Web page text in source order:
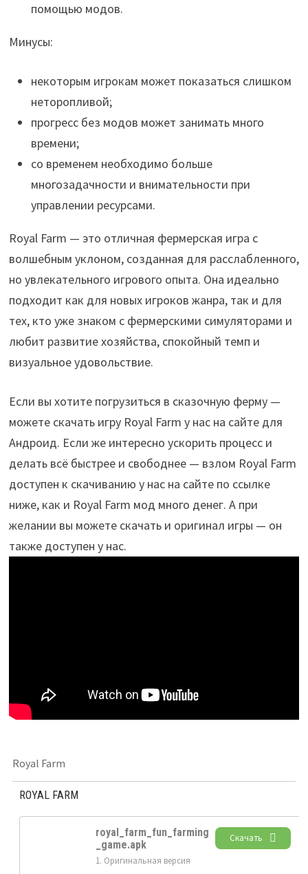
помощью модов.
Минусы:
некоторым игрокам может показаться слишком
неторопливой;
прогресс без модов может занимать много
времени;
со временем необходимо больше
многозадачности и внимательности при
управлении ресурсами.
Royal Farm — это отличная фермерская игра с
волшебным уклоном, созданная для расслабленного,
но увлекательного игрового опыта. Она идеально
подходит как для новых игроков жанра, так и для
тех, кто уже знаком с фермерскими симуляторами и
любит развитие хозяйства, спокойный темп и
визуальное удовольствие.
Если вы хотите погрузиться в сказочную ферму —
можете скачать игру Royal Farm у нас на сайте для
Андроид. Если же интересно ускорить процесс и
делать всё быстрее и свободнее — взлом Royal Farm
доступен к скачиванию у нас на сайте по ссылке
ниже, как и Royal Farm мод много денег. А при
желании вы можете скачать и оригинал игры — он
также доступен у нас.
Royal Farm
ROYAL FARM
royal_farm_fun_farming
_game.apk
1. Оригинальная версия
Скачать